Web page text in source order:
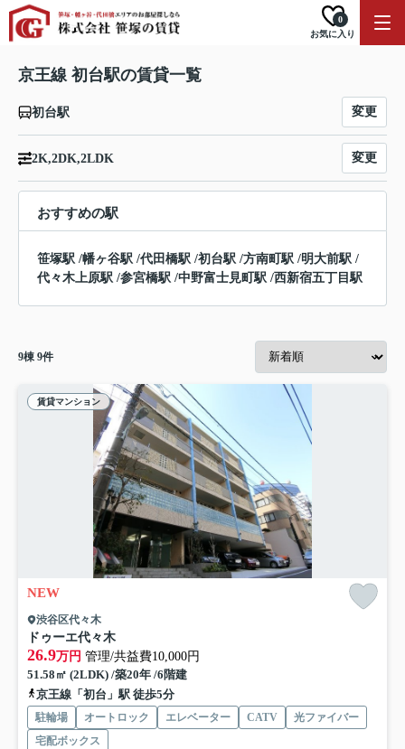
お気に入り
0
京王線 初台駅の賃貸一覧
初台駅 変更
2K,2DK,2LDK 変更
おすすめの駅
笹塚駅 /幡ヶ谷駅 /代田橋駅 /初台駅 /方南町駅 /明大前駅 /
代々木上原駅 /参宮橋駅 /中野富士見町駅 /西新宿五丁目駅
9棟 9件
賃貸マンション
NEW
渋谷区代々木
ドゥーエ代々木
26.9万円 管理/共益費10,000円
51.58㎡ (2LDK) /築20年 /6階建
京王線「初台」駅 徒歩5分
駐輪場 オートロック エレベーター CATV
光ファイバー
宅配ボックス